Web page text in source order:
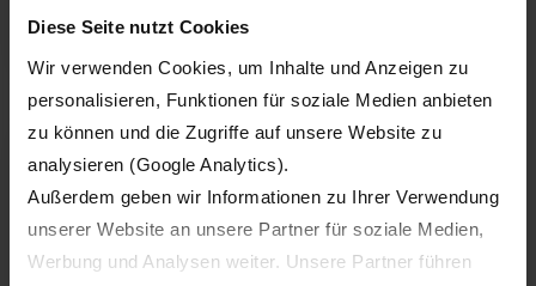
Diese Seite nutzt Cookies
Wir verwenden Cookies, um Inhalte und Anzeigen zu
personalisieren, Funktionen für soziale Medien anbieten
zu können und die Zugriffe auf unsere Website zu
analysieren (Google Analytics).
Außerdem geben wir Informationen zu Ihrer Verwendung
unserer Website an unsere Partner für soziale Medien,
Werbung und Analysen weiter. Unsere Partner führen